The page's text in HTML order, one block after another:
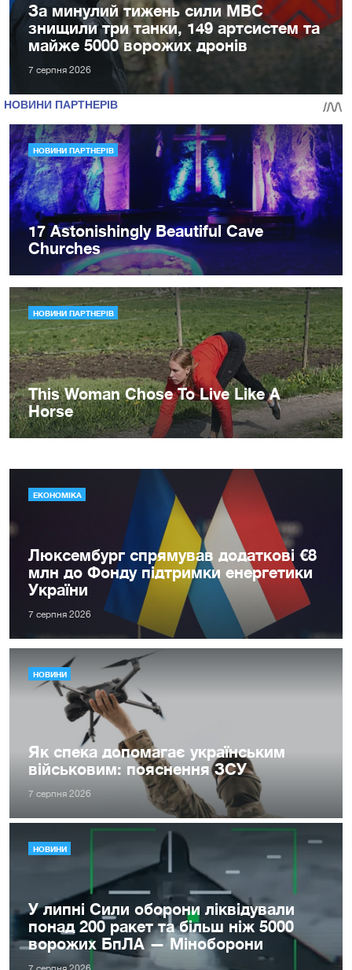
За минулий тижень сили МВС
знищили три танки, 149 артсистем та
майже 5000 ворожих дронів
7 серпня 2026
ЕКОНОМІКА
Люксембург спрямував додаткові €8
млн до Фонду підтримки енергетики
України
7 серпня 2026
НОВИНИ
Як спека допомагає українським
військовим: пояснення ЗСУ
7 серпня 2026
НОВИНИ
У липні Сили оборони ліквідували
понад 200 ракет та більш ніж 5000
ворожих БпЛА — Міноборони